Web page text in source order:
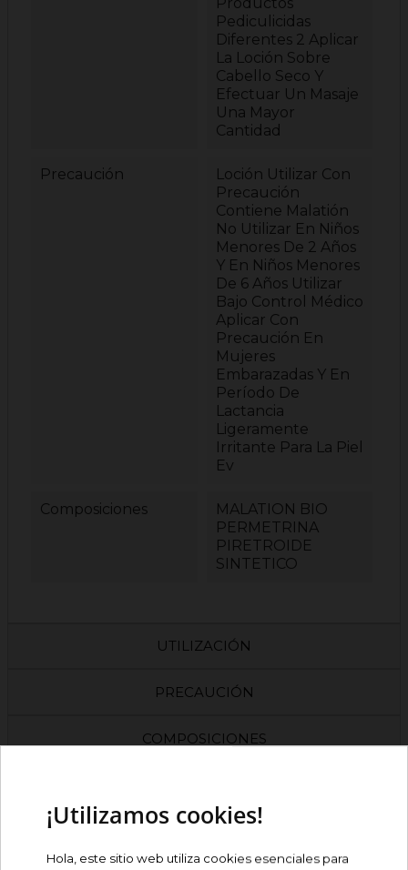
Pediculicidas
Diferentes 2 Aplicar
La Loción Sobre
Cabello Seco Y
Efectuar Un Masaje
Una Mayor
Cantidad
Precaución
Loción Utilizar Con
Precaución
Contiene Malatión
No Utilizar En Niños
Menores De 2 Años
Y En Niños Menores
De 6 Años Utilizar
Bajo Control Médico
Aplicar Con
Precaución En
Mujeres
Embarazadas Y En
Período De
Lactancia
Ligeramente
Irritante Para La Piel
Ev
Composiciones
MALATION BIO
PERMETRINA
PIRETROIDE
SINTETICO
UTILIZACIÓN
PRECAUCIÓN
COMPOSICIONES
PRODUCTOS RELACIONADOS
¡Utilizamos cookies!
Hola, este sitio web utiliza cookies esenciales para